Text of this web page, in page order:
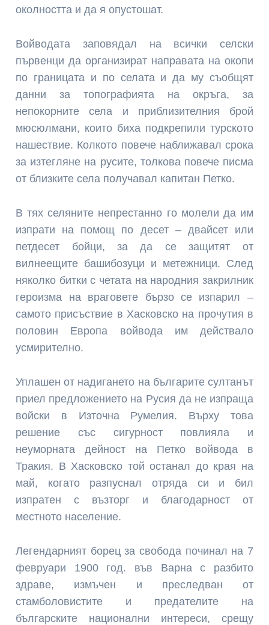
околността и да я опустошат.
Войводата заповядал на всички селски
първенци да организират направата на окопи
по границата и по селата и да му съобщят
данни за топографията на окръга, за
непокорните села и приблизителния брой
мюсюлмани, които биха подкрепили турското
нашествие. Колкото повече наближавал срока
за изтегляне на русите, толкова повече писма
от близките села получавал капитан Петко.
В тях селяните непрестанно го молели да им
изпрати на помощ по десет – двайсет или
петдесет бойци, за да се защитят от
вилнеещите башибозуци и метежници. След
няколко битки с четата на народния закрилник
героизма на враговете бързо се изпарил –
самото присъствие в Хасковско на прочутия в
половин Европа войвода им действало
усмирително.
Уплашен от надигането на българите султанът
приел предложението на Русия да не изпраща
войски в Източна Румелия. Върху това
решение със сигурност повлияла и
неуморната дейност на Петко войвода в
Тракия. В Хасковско той останал до края на
май, когато разпуснал отряда си и бил
изпратен с възторг и благодарност от
местното население.
Легендарният борец за свобода починал на 7
февруари 1900 год. във Варна с разбито
здраве, измъчен и преследван от
стамболовистите и предателите на
българските национални интереси, срещу